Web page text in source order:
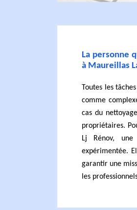
La personne
à Maureillas
Toutes les
comme
cas du
propriétaires.
Lj Rénov,
expérimentée.
garantir une
les